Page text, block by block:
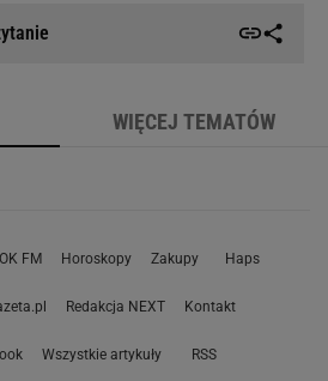
WIĘCEJ TEMATÓW
FM Horoskopy Zakupy Haps
Redakcja NEXT Kontakt
Wszystkie artykuły RSS